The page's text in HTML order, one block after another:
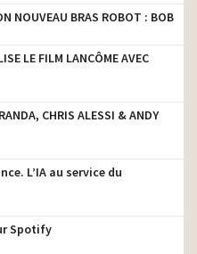
NOUVEAU BRAS ROBOT : BOB
LE FILM LANCÔME AVEC
CHRIS ALESSI & ANDY
L’IA au service du
Spotify